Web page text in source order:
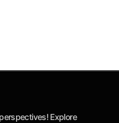
Explore